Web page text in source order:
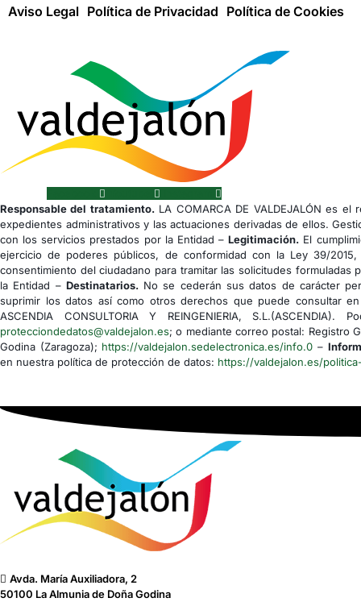
Aviso Legal Política de Privacidad Política de Cookies
Responsable del tratamiento.LA COMARCA DE VALDEJALÓN es
expedientes administrativos y las actuaciones derivadas de ellos.
con los servicios prestados por la Entidad –Legitimación. El
ejercicio de poderes públicos, de conformidad con la Ley 39/
consentimiento del ciudadano para tramitar las solicitudes
la Entidad – Destinatarios.No se cederán sus datos de carácter
suprimir los datos así como otros derechos que puede consultar
ASCENDIA CONSULTORIA Y REINGENIERIA,
protecciondedatos@valdejalon.es; o mediante correo postal: Registro
Godina (Zaragoza); https://valdejalon.sedelectronica.es/info.0 –
en nuestra política de protección de datos: https://valdejalon.es/
Avda. María Auxiliadora, 2
50100 La Almunia de Doña Godina